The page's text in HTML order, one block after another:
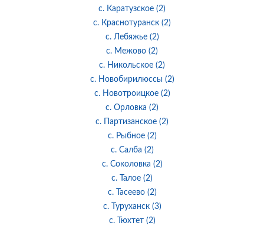
с. Каратузское (2)
с. Краснотуранск (2)
с. Лебяжье (2)
с. Межово (2)
с. Никольское (2)
с. Новобирилюссы (2)
с. Новотроицкое (2)
с. Орловка (2)
с. Партизанское (2)
с. Рыбное (2)
с. Салба (2)
с. Соколовка (2)
с. Талое (2)
с. Тасеево (2)
с. Туруханск (3)
с. Тюхтет (2)